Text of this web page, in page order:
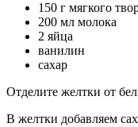
150 г мягкого
200 мл молока
2 яйца
ванилин
сахар
Отделите желтки от
В желтки добавляем